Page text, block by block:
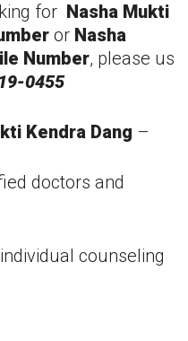
for Nasha Mukti
or Nasha
Number, please us
0455
Kendra Dang –
doctors and
counseling